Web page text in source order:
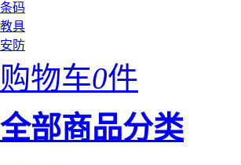
条码
教具
安防
购物车0件
全部商品分类